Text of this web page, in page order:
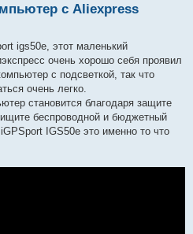
с Aliexpress
igs50e, этот маленький
очень хорошо себя проявил
с подсветкой, так что
очень легко.
становится благодаря защите
беспроводной и бюджетный
IGS50e это именно то что